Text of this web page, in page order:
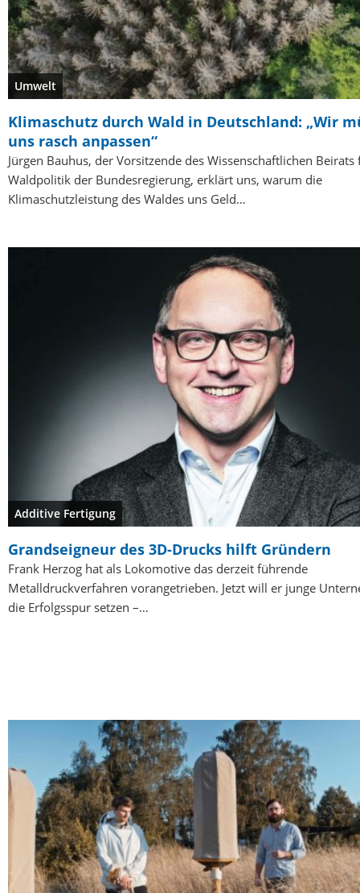
Umwelt
Klimaschutz durch Wald in Deutschland: „Wir
uns rasch anpassen“
Jürgen Bauhus, der Vorsitzende des Wissenschaftlichen Beirats
Waldpolitik der Bundesregierung, erklärt uns, warum die
Klimaschutzleistung des Waldes uns Geld…
Additive Fertigung
Grandseigneur des 3D-Drucks hilft Gründern
Frank Herzog hat als Lokomotive das derzeit führende
Metalldruckverfahren vorangetrieben. Jetzt will er junge
die Erfolgsspur setzen –…